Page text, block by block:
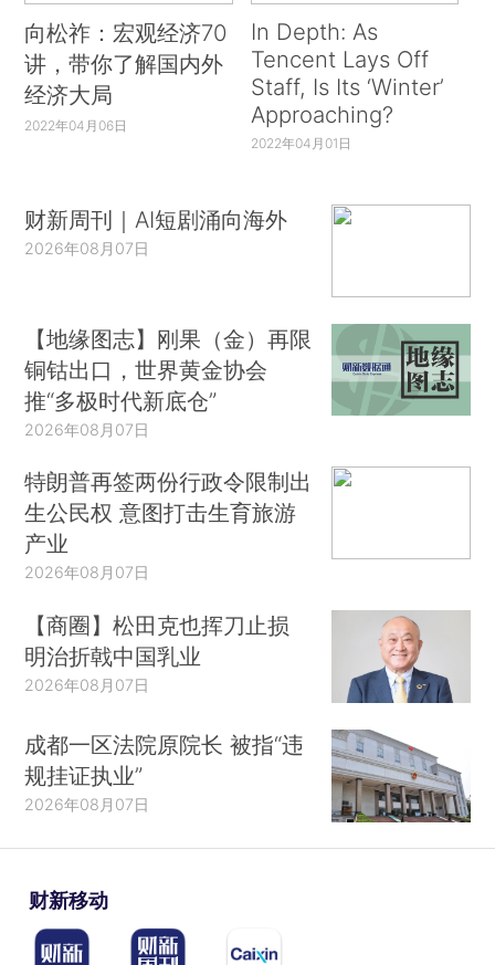
向松祚：宏观经济70
讲，带你了解国内外
经济大局
2022年04月06日
In Depth: As
Tencent Lays Off
Staff, Is Its ‘Winter’
Approaching?
2022年04月01日
财新周刊｜AI短剧涌向海外
2026年08月07日
【地缘图志】刚果（金）再限
铜钴出口，世界黄金协会
推“多极时代新底仓”
2026年08月07日
特朗普再签两份行政令限制出
生公民权 意图打击生育旅游
产业
2026年08月07日
【商圈】松田克也挥刀止损
明治折戟中国乳业
2026年08月07日
成都一区法院原院长 被指“违
规挂证执业”
2026年08月07日
财新移动